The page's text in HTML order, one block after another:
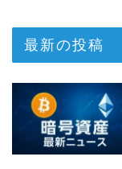
最新の投稿